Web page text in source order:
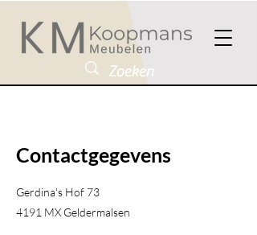
Contactgegevens
Gerdina's Hof 73
4191 MX Geldermalsen​